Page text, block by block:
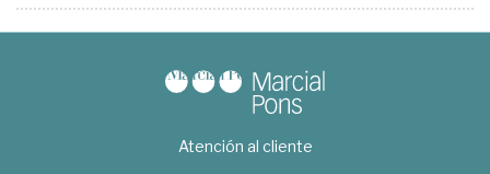
Atención al cliente